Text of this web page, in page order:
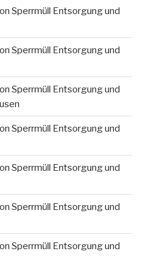
Sperrmüll Entsorgung und
Sperrmüll Entsorgung und
Sperrmüll Entsorgung und
Sperrmüll Entsorgung und
Sperrmüll Entsorgung und
Sperrmüll Entsorgung und
Sperrmüll Entsorgung und